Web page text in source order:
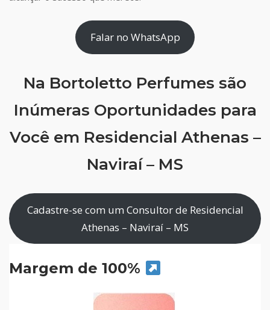
Falar no WhatsApp
Na Bortoletto Perfumes são
Inúmeras Oportunidades para
Você em Residencial Athenas –
Naviraí – MS
Cadastre-se com um Consultor de Residencial
Athenas – Naviraí – MS
Margem de 100%